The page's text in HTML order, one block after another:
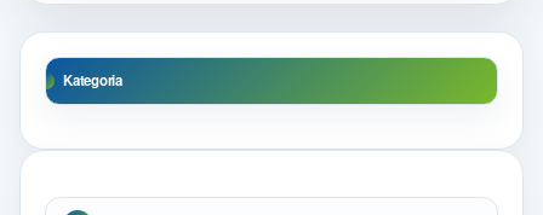
Kategoria